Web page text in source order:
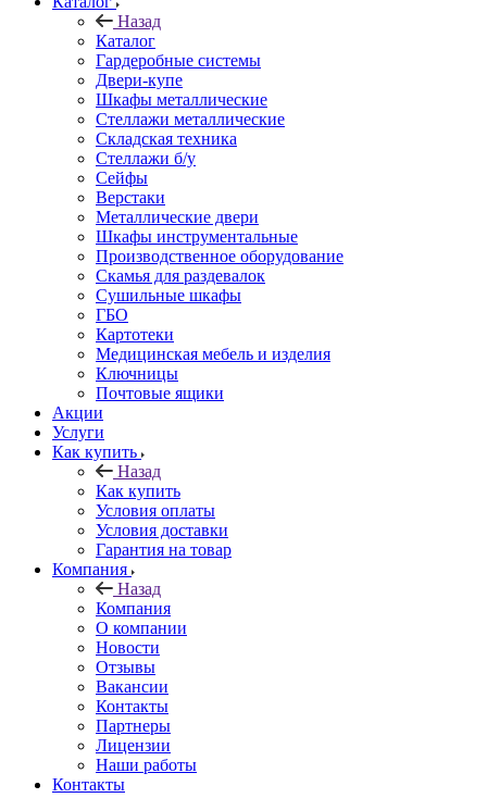
Назад
Каталог
Гардеробные системы
Двери-купе
Шкафы металлические
Стеллажи металлические
Складская техника
Стеллажи б/у
Сейфы
Верстаки
Металлические двери
Шкафы инструментальные
Производственное оборудование
Скамья для раздевалок
Сушильные шкафы
ГБО
Картотеки
Медицинская мебель и изделия
Ключницы
Почтовые ящики
Акции
Услуги
Как купить
Назад
Как купить
Условия оплаты
Условия доставки
Гарантия на товар
Компания
Назад
Компания
О компании
Новости
Отзывы
Вакансии
Контакты
Партнеры
Лицензии
Наши работы
Контакты